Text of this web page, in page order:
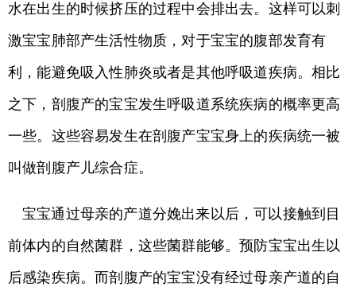
水在出生的时候挤压的过程中会排出去。这样可以刺
激宝宝肺部产生活性物质，对于宝宝的腹部发育有
利，能避免吸入性肺炎或者是其他呼吸道疾病。相比
之下，剖腹产的宝宝发生呼吸道系统疾病的概率更高
一些。这些容易发生在剖腹产宝宝身上的疾病统一被
叫做剖腹产儿综合症。
宝宝通过母亲的产道分娩出来以后，可以接触到目
前体内的自然菌群，这些菌群能够。预防宝宝出生以
后感染疾病。而剖腹产的宝宝没有经过母亲产道的自